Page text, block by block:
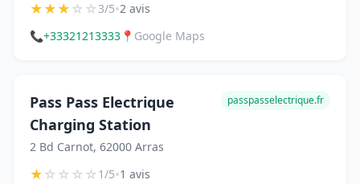
★★★☆☆3/5•2 avis
📞+33321213333 📍 Google Maps
Pass Pass Electrique
Charging Station
2 Bd Carnot, 62000 Arras
passpasselectrique.fr
★☆☆☆☆1/5•1 avis